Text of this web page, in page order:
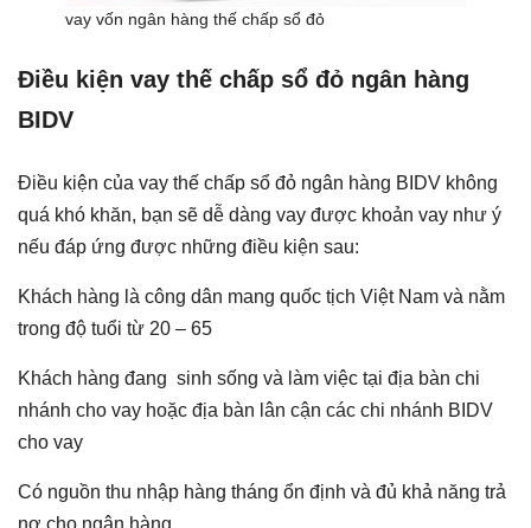
vay vốn ngân hàng thế chấp sổ đỏ
Điều kiện vay thế chấp sổ đỏ ngân hàng
BIDV
Điều kiện của vay thế chấp sổ đỏ ngân hàng BIDV không
quá khó khăn, bạn sẽ dễ dàng vay được khoản vay như ý
nếu đáp ứng được những điều kiện sau:
Khách hàng là công dân mang quốc tịch Việt Nam và nằm
trong độ tuổi từ 20 – 65
Khách hàng đang sinh sống và làm việc tại địa bàn chi
nhánh cho vay hoặc địa bàn lân cận các chi nhánh BIDV
cho vay
Có nguồn thu nhập hàng tháng ổn định và đủ khả năng trả
nợ cho ngân hàng